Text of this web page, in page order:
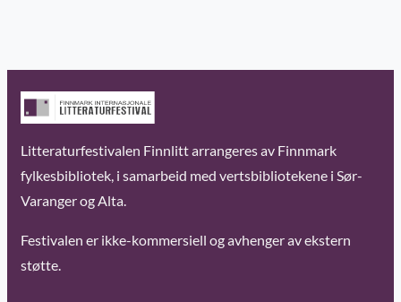
Litteraturfestivalen Finnlitt arrangeres av Finnmark
fylkesbibliotek, i samarbeid med vertsbibliotekene i Sør-
Varanger og Alta.
Festivalen er ikke-kommersiell og avhenger av ekstern
støtte.